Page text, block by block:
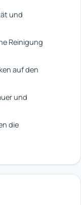
und
Reinigung
auf den
und
die